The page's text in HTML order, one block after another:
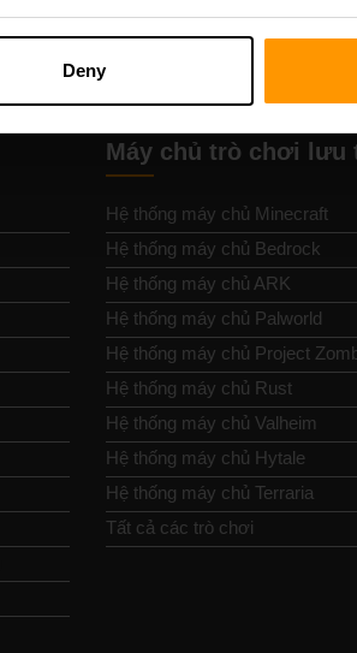
Deny
Máy chủ trò chơi lưu
Hệ thống máy chủ Minecraft
Hệ thống máy chủ Bedrock
Hệ thống máy chủ ARK
Hệ thống máy chủ Palworld
Hệ thống máy chủ Project
Hệ thống máy chủ Rust
Hệ thống máy chủ Valheim
Hệ thống máy chủ Hytale
Hệ thống máy chủ Terraria
Tất cả các trò chơi